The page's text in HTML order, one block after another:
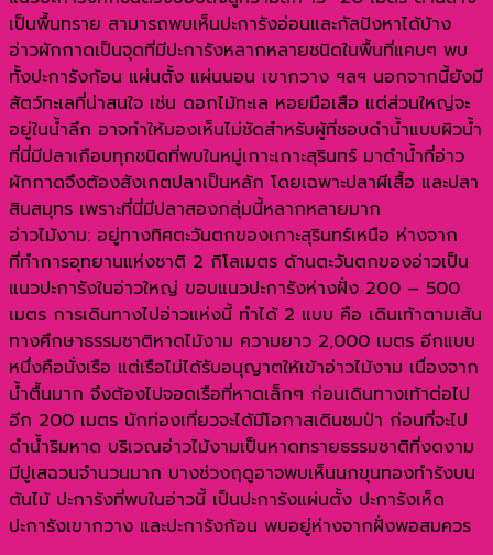
เป็นพื้นทราย สามารถพบเห็นปะการังอ่อนและกัลปังหาได้บ้าง
อ่าวผักกาดเป็นจุดที่มีปะการังหลากหลายชนิดในพื้นที่แคบๆ พบ
ทั้งปะการังก้อน แผ่นตั้ง แผ่นนอน เขากวาง ฯลฯ นอกจากนี้ยังมี
สัตว์ทะเลที่น่าสนใจ เช่น ดอกไม้ทะเล หอยมือเสือ แต่ส่วนใหญ่จะ
อยู่ในน้ำลึก อาจทำให้มองเห็นไม่ชัดสำหรับผู้ที่ชอบดำน้ำแบบผิวน้ำ
ที่นี่มีปลาเกือบทุกชนิดที่พบในหมู่เกาะเกาะสุรินทร์ มาดำน้ำที่อ่าว
ผักกาดจึงต้องสังเกตปลาเป็นหลัก โดยเฉพาะปลาผีเสื้อ และปลา
สินสมุทร เพราะที่นี่มีปลาสองกลุ่มนี้หลากหลายมาก
อ่าวไม้งาม: อยู่ทางทิศตะวันตกของเกาะสุรินทร์เหนือ ห่างจาก
ที่ทำการอุทยานแห่งชาติ 2 กิโลเมตร ด้านตะวันตกของอ่าวเป็น
แนวปะการังในอ่าวใหญ่ ขอบแนวปะการังห่างฝั่ง 200 – 500
เมตร การเดินทางไปอ่าวแห่งนี้ ทำได้ 2 แบบ คือ เดินเท้าตามเส้น
ทางศึกษาธรรมชาติหาดไม้งาม ความยาว 2,000 เมตร อีกแบบ
หนึ่งคือนั่งเรือ แต่เรือไม่ได้รับอนุญาตให้เข้าอ่าวไม้งาม เนื่องจาก
น้ำตื้นมาก จึงต้องไปจอดเรือที่หาดเล็กๆ ก่อนเดินทางเท้าต่อไป
อีก 200 เมตร นักท่องเที่ยวจะได้มีโอกาสเดินชมป่า ก่อนที่จะไป
ดำน้ำริมหาด บริเวณอ่าวไม้งามเป็นหาดทรายธรรมชาติที่งดงาม
มีปูเสฉวนจำนวนมาก บางช่วงฤดูอาจพบเห็นนกขุนทองทำรังบน
ต้นไม้ ปะการังที่พบในอ่าวนี้ เป็นปะการังแผ่นตั้ง ปะการังเห็ด
ปะการังเขากวาง และปะการังก้อน พบอยู่ห่างจากฝั่งพอสมควร